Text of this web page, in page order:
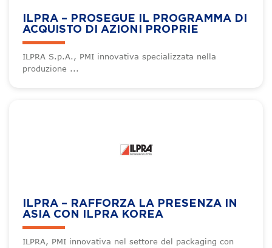
ILPRA – PROSEGUE IL PROGRAMMA DI
ACQUISTO DI AZIONI PROPRIE
ILPRA S.p.A., PMI innovativa specializzata nella
produzione ...
ILPRA – RAFFORZA LA PRESENZA IN
ASIA CON ILPRA KOREA
ILPRA, PMI innovativa nel settore del packaging con